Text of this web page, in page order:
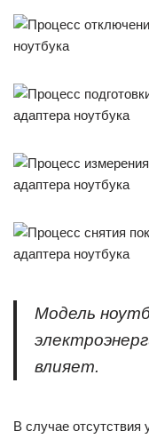
Модель
влияет.
В случае отсутствия